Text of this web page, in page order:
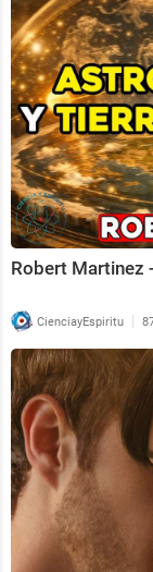
Robert Martinez
CienciayEspiritu |